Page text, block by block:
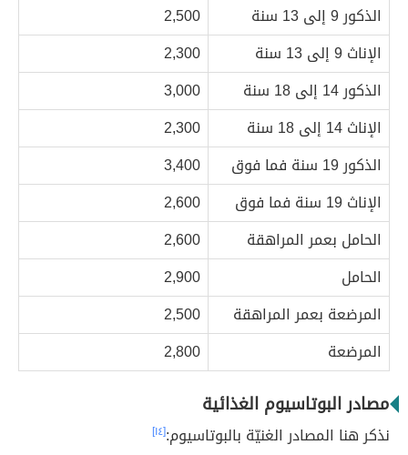
الذكور 9 إلى 13 سنة
2,500
الإناث 9 إلى 13 سنة
2,300
الذكور 14 إلى 18 سنة
3,000
الإناث 14 إلى 18 سنة
2,300
الذكور 19 سنة فما فوق
3,400
الإناث 19 سنة فما فوق
2,600
الحامل بعمر المراهقة
2,600
الحامل
2,900
المرضعة بعمر المراهقة
2,500
المرضعة
2,800
مصادر البوتاسيوم الغذائية
نذكر هنا المصادر الغنيّة بالبوتاسيوم:[١٤]